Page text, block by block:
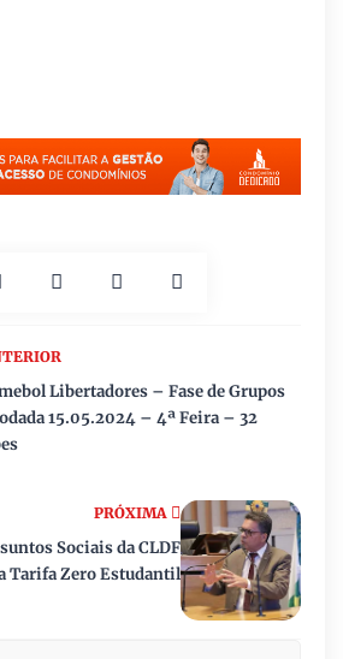
PRÓXIMA
Sociais da CLDF
Tarifa Zero Estudantil
Libertadores – Fase de Grupos
15.05.2024 – 4ª Feira – 32